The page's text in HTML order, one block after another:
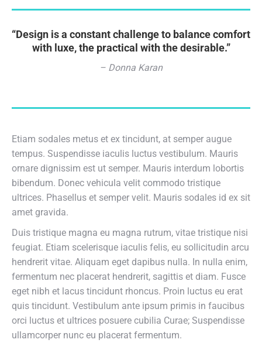
“Design is a constant challenge to balance comfort
with luxe, the practical with the desirable.”
– Donna Karan
Etiam sodales metus et ex tincidunt, at semper augue
tempus. Suspendisse iaculis luctus vestibulum. Mauris
ornare dignissim est ut semper. Mauris interdum lobortis
bibendum. Donec vehicula velit commodo tristique
ultrices. Phasellus et semper velit. Mauris sodales id ex sit
amet gravida.
Duis tristique magna eu magna rutrum, vitae tristique nisi
feugiat. Etiam scelerisque iaculis felis, eu sollicitudin arcu
hendrerit vitae. Aliquam eget dapibus nulla. In nulla enim,
fermentum nec placerat hendrerit, sagittis et diam. Fusce
eget nibh et lacus tincidunt rhoncus. Proin luctus eu erat
quis tincidunt. Vestibulum ante ipsum primis in faucibus
orci luctus et ultrices posuere cubilia Curae; Suspendisse
ullamcorper nunc eu placerat fermentum.